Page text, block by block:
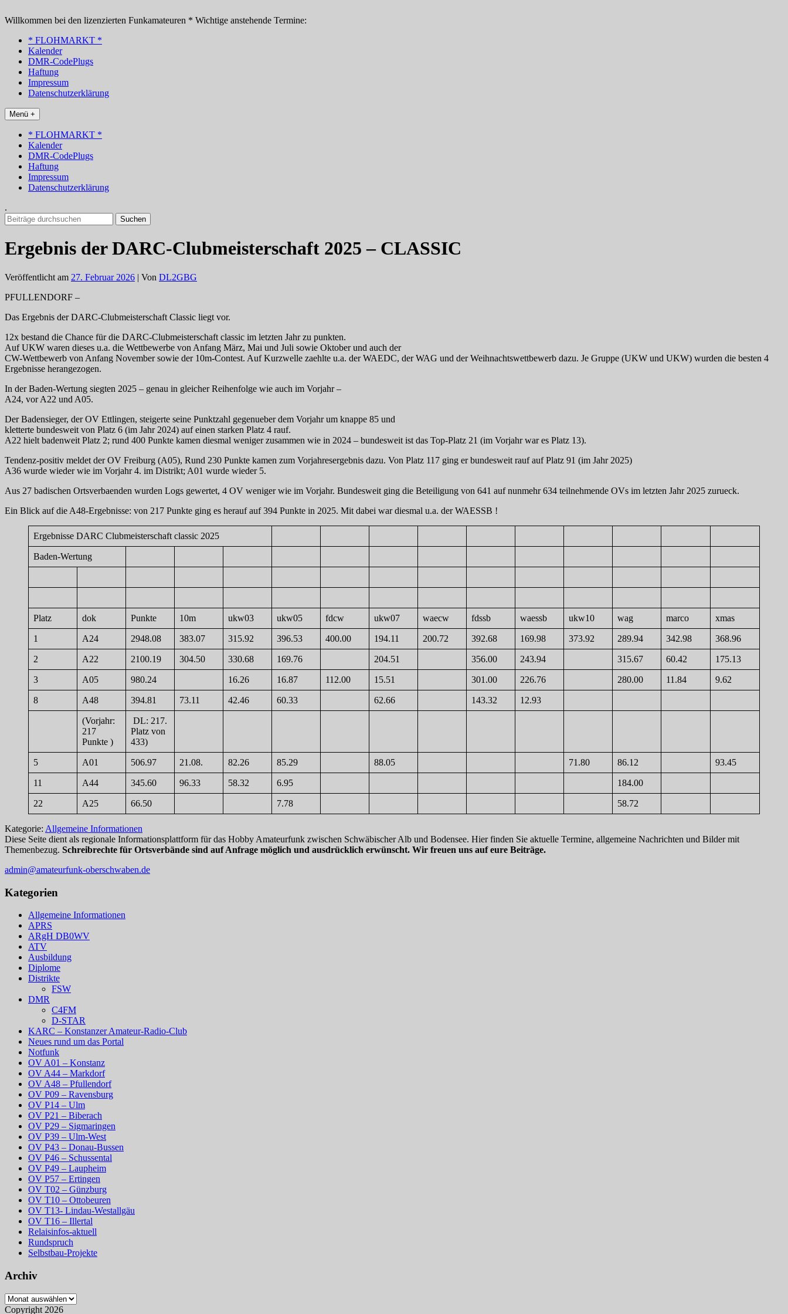
Inhalt
Willkommen bei den lizenzierten Funkamateuren * Wichtige anstehende Termine:
* FLOHMARKT *
Kalender
DMR-CodePlugs
Haftung
Impressum
Datenschutzerklärung
Menü +
* FLOHMARKT *
Kalender
DMR-CodePlugs
Haftung
Impressum
Datenschutzerklärung
.
Suchen
nach:
Ergebnis der DARC-Clubmeisterschaft 2025 – CLASSIC
Veröffentlicht am 27. Februar 2026 | Von DL2GBG
PFULLENDORF –
Das Ergebnis der DARC-Clubmeisterschaft Classic liegt vor.
12x bestand die Chance für die DARC-Clubmeisterschaft classic im letzten Jahr zu punkten.
Auf UKW waren dieses u.a. die Wettbewerbe von Anfang März, Mai und Juli sowie Oktober und auch der
CW-Wettbewerb von Anfang November sowie der 10m-Contest. Auf Kurzwelle zaehlte u.a. der WAEDC, der WAG und der Weihnachtswettbewerb dazu. Je Gruppe (UKW und UKW) wurden die besten 4
Ergebnisse herangezogen.
In der Baden-Wertung siegten 2025 – genau in gleicher Reihenfolge wie auch im Vorjahr –
A24, vor A22 und A05.
Der Badensieger, der OV Ettlingen, steigerte seine Punktzahl gegenueber dem Vorjahr um knappe 85 und
kletterte bundesweit von Platz 6 (im Jahr 2024) auf einen starken Platz 4 rauf.
A22 hielt badenweit Platz 2; rund 400 Punkte kamen diesmal weniger zusammen wie in 2024 – bundesweit ist das Top-Platz 21 (im Vorjahr war es Platz 13).
Tendenz-positiv meldet der OV Freiburg (A05), Rund 230 Punkte kamen zum Vorjahresergebnis dazu. Von Platz 117 ging er bundesweit rauf auf Platz 91 (im Jahr 2025)
A36 wurde wieder wie im Vorjahr 4. im Distrikt; A01 wurde wieder 5.
Aus 27 badischen Ortsverbaenden wurden Logs gewertet, 4 OV weniger wie im Vorjahr. Bundesweit ging die Beteiligung von 641 auf nunmehr 634 teilnehmende OVs im letzten Jahr 2025 zurueck.
Ein Blick auf die A48-Ergebnisse: von 217 Punkte ging es herauf auf 394 Punkte in 2025. Mit dabei war diesmal u.a. der WAESSB !
Ergebnisse DARC Clubmeisterschaft classic 2025
Baden-Wertung
Platz dok Punkte 10m ukw03 ukw05 fdcw ukw07 waecw fdssb waessb ukw10 wag marco xmas
1 A24 2948.08 383.07 315.92 396.53 400.00 194.11 200.72 392.68 169.98 373.92 289.94 342.98 368.96
2 A22 2100.19 304.50 330.68 169.76 204.51 356.00 243.94 315.67 60.42 175.13
3 A05 980.24 16.26 16.87 112.00 15.51 301.00 226.76 280.00 11.84 9.62
8 A48 394.81 73.11 42.46 60.33 62.66 143.32 12.93
(Vorjahr:
217
Punkte )
DL: 217.
Platz von
433)
5 A01 506.97 21.08. 82.26 85.29 88.05 71.80 86.12 93.45
11 A44 345.60 96.33 58.32 6.95 184.00
22 A25 66.50 7.78 58.72
Kategorie: Allgemeine Informationen
Diese Seite dient als regionale Informationsplattform für das Hobby Amateurfunk zwischen Schwäbischer Alb und Bodensee. Hier finden Sie aktuelle Termine, allgemeine Nachrichten und Bilder mit
Themenbezug. Schreibrechte für Ortsverbände sind auf Anfrage möglich und ausdrücklich erwünscht. Wir freuen uns auf eure Beiträge.
admin@amateurfunk-oberschwaben.de
Kategorien
Allgemeine Informationen
APRS
ARgH DB0WV
ATV
Ausbildung
Diplome
Distrikte
FSW
DMR
C4FM
D-STAR
KARC – Konstanzer Amateur-Radio-Club
Neues rund um das Portal
Notfunk
OV A01 – Konstanz
OV A44 – Markdorf
OV A48 – Pfullendorf
OV P09 – Ravensburg
OV P14 – Ulm
OV P21 – Biberach
OV P29 – Sigmaringen
OV P39 – Ulm-West
OV P43 – Donau-Bussen
OV P46 – Schussental
OV P49 – Laupheim
OV P57 – Ertingen
OV T02 – Günzburg
OV T10 – Ottobeuren
OV T13- Lindau-Westallgäu
OV T16 – Illertal
Relaisinfos-aktuell
Rundspruch
Selbstbau-Projekte
Archiv
Archiv
Copyright 2026